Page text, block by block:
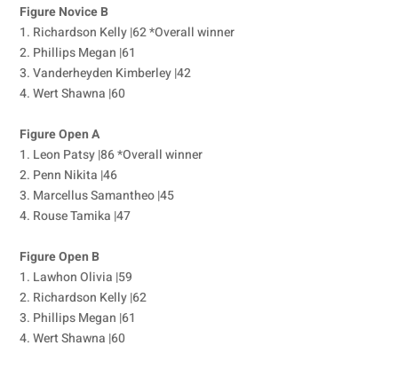
Figure Novice B
1. Richardson Kelly |62 *Overall winner
2. Phillips Megan |61
3. Vanderheyden Kimberley |42
4. Wert Shawna |60
Figure Open A
1. Leon Patsy |86 *Overall winner
2. Penn Nikita |46
3. Marcellus Samantheo |45
4. Rouse Tamika |47
Figure Open B
1. Lawhon Olivia |59
2. Richardson Kelly |62
3. Phillips Megan |61
4. Wert Shawna |60